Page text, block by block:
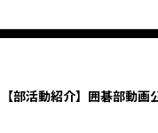
【部活動紹介】囲碁部動画